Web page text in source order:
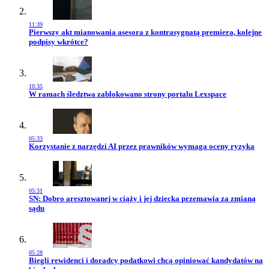
11:39
Przejdź do artykułu:
Pierwszy akt mianowania asesora z kontrasygnatą premiera, kolejne
podpisy wkrótce?
10:35
Przejdź do artykułu:
W ramach śledztwa zablokowano strony portalu Lexspace
05:33
Przejdź do artykułu:
Korzystanie z narzędzi AI przez prawników wymaga oceny ryzyka
05:31
Przejdź do artykułu:
SN: Dobro aresztowanej w ciąży i jej dziecka przemawia za zmianą
sądu
05:28
Przejdź do artykułu:
Biegli rewidenci i doradcy podatkowi chcą opiniować kandydatów na